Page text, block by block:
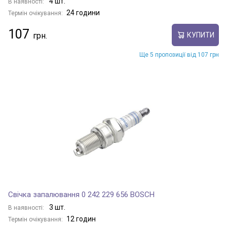
В наявності:
Термін очікування: 24 години
107 КУПИТИ
Ще 5 пропозиції від 107 грн
Свічка запалювання 0 242 229 656 BOSCH
В наявності: 3 шт.
Термін очікування: 12 годин